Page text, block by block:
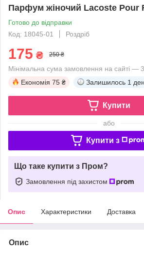
Парфум жіночий Lacoste Pour
Готово до відправки
Код: 18045-01
Роздріб
175 ₴ 250 ₴
Мінімальна сума замовлення на сайті —
Економія 75 ₴ Залишилось 1
Купити
або
Купити з
Що таке купити з Пром?
Замовлення під захистом
Опис Характеристики Доставка
Опис